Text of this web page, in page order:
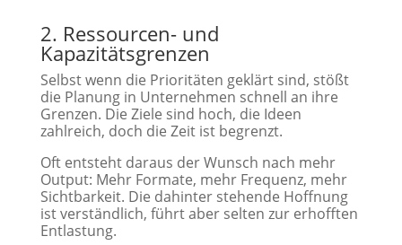
2. Ressourcen- und
Kapazitätsgrenzen
Selbst wenn die Prioritäten geklärt sind, stößt
die Planung in Unternehmen schnell an ihre
Grenzen. Die Ziele sind hoch, die Ideen
zahlreich, doch die Zeit ist begrenzt.
Oft entsteht daraus der Wunsch nach mehr
Output: Mehr Formate, mehr Frequenz, mehr
Sichtbarkeit. Die dahinter stehende Hoffnung
ist verständlich, führt aber selten zur erhofften
Entlastung.